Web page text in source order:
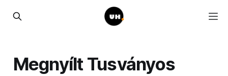
Megnyílt Tusványos